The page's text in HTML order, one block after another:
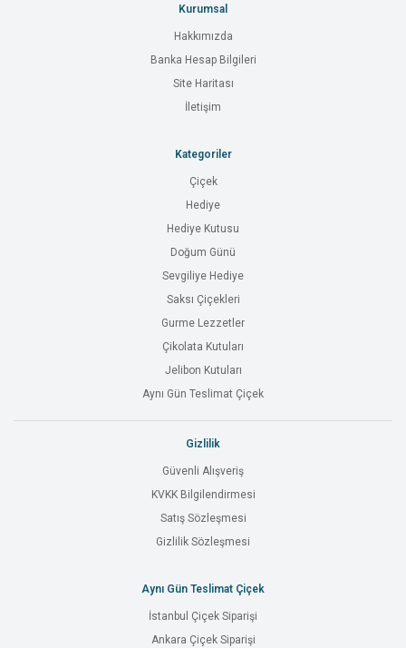
Kurumsal
Hakkımızda
Banka Hesap Bilgileri
Site Haritası
İletişim
Kategoriler
Çiçek
Hediye
Hediye Kutusu
Doğum Günü
Sevgiliye Hediye
Saksı Çiçekleri
Gurme Lezzetler
Çikolata Kutuları
Jelibon Kutuları
Aynı Gün Teslimat Çiçek
Gizlilik
Güvenli Alışveriş
KVKK Bilgilendirmesi
Satış Sözleşmesi
Gizlilik Sözleşmesi
Aynı Gün Teslimat Çiçek
İstanbul Çiçek Siparişi
Ankara Çiçek Siparişi